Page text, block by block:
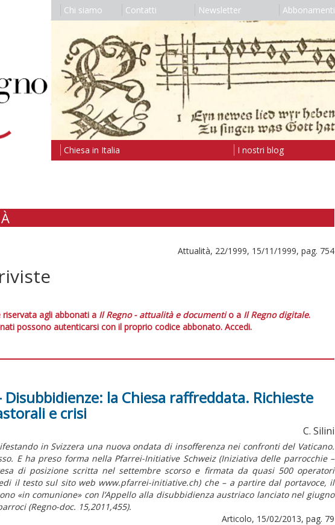
Chi siamo Contatti Newsletter Abbonamenti
Chiesa in Italia I nostri blog
Attualità, 22/1999, 15/11/1999, pag. 754
agli abbonati a Il Regno - attualità e documentio a Il Regno digitale.
possono autenticarsi con il proprio codice abbonato. Accedi.
Disubbidienze: la Chiesa raffreddata. Richieste
e crisi
C. Silini
in Svizzera una nuova ondata di insofferenza nei confronti del Vaticano.
E ha preso forma nella Pfarrei-Initiative Schweiz (Iniziativa delle parrocchie –
di posizione scritta nel settembre scorso e firmata da quasi 500 operatori
il testo sul sito web www.pfarrei-initiative.ch) che – a partire dal portavoce, il
«in comunione» con l’Appello alla disubbidienza austriaco lanciato nel giugno
(Regno-doc. 15,2011,455).
Articolo, 15/02/2013, pag. 79